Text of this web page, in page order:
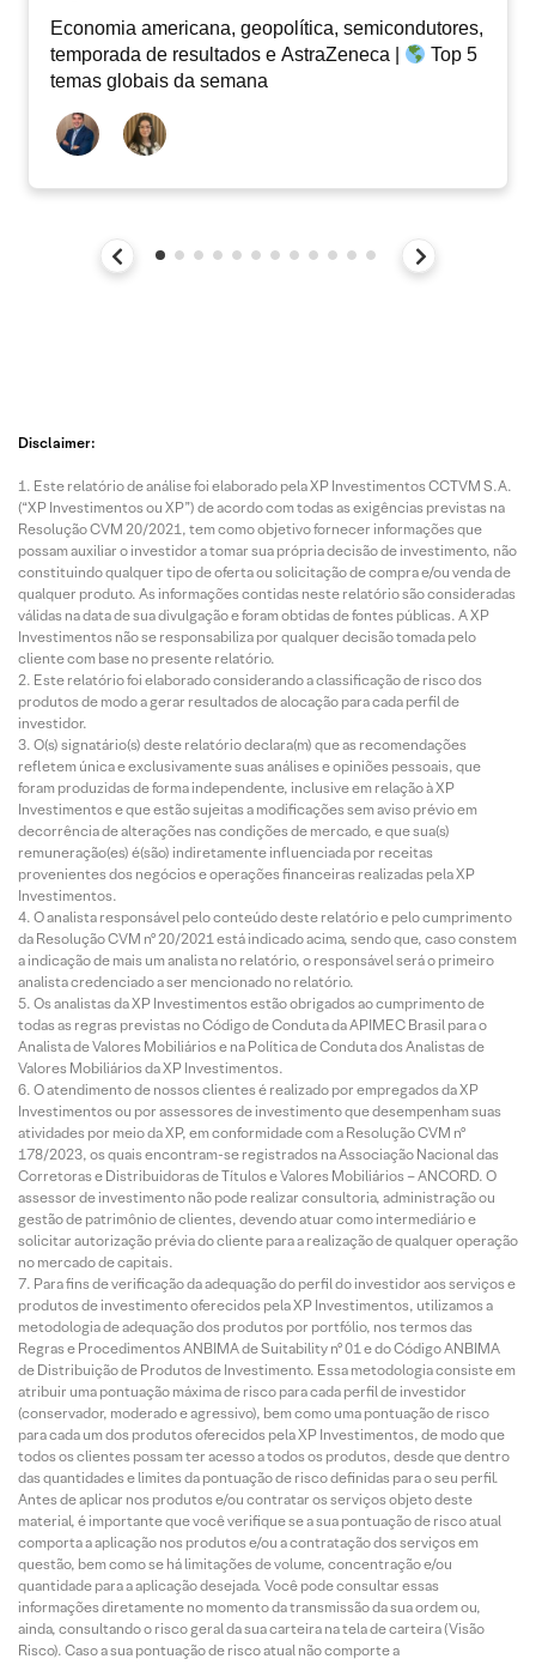
Economia americana, geopolítica, semicondutores,
temporada de resultados e AstraZeneca |
Top 5
temas globais da semana
Disclaimer:
Este relatório de análise foi elaborado pela XP Investimentos CCTVM S.A.
(“XP Investimentos ou XP”) de acordo com todas as exigências previstas na
Resolução CVM 20/2021, tem como objetivo fornecer informações que
possam auxiliar o investidor a tomar sua própria decisão de investimento, não
constituindo qualquer tipo de oferta ou solicitação de compra e/ou venda de
qualquer produto. As informações contidas neste relatório são consideradas
válidas na data de sua divulgação e foram obtidas de fontes públicas. A XP
Investimentos não se responsabiliza por qualquer decisão tomada pelo
cliente com base no presente relatório.
Este relatório foi elaborado considerando a classificação de risco dos
produtos de modo a gerar resultados de alocação para cada perfil de
investidor.
O(s) signatário(s) deste relatório declara(m) que as recomendações
refletem única e exclusivamente suas análises e opiniões pessoais, que
foram produzidas de forma independente, inclusive em relação à XP
Investimentos e que estão sujeitas a modificações sem aviso prévio em
decorrência de alterações nas condições de mercado, e que sua(s)
remuneração(es) é(são) indiretamente influenciada por receitas
provenientes dos negócios e operações financeiras realizadas pela XP
Investimentos.
O analista responsável pelo conteúdo deste relatório e pelo cumprimento
da Resolução CVM nº 20/2021 está indicado acima, sendo que, caso constem
a indicação de mais um analista no relatório, o responsável será o primeiro
analista credenciado a ser mencionado no relatório.
Os analistas da XP Investimentos estão obrigados ao cumprimento de
todas as regras previstas no Código de Conduta da APIMEC Brasil para o
Analista de Valores Mobiliários e na Política de Conduta dos Analistas de
Valores Mobiliários da XP Investimentos.
O atendimento de nossos clientes é realizado por empregados da XP
Investimentos ou por assessores de investimento que desempenham suas
atividades por meio da XP, em conformidade com a Resolução CVM nº
178/2023, os quais encontram-se registrados na Associação Nacional das
Corretoras e Distribuidoras de Títulos e Valores Mobiliários – ANCORD. O
assessor de investimento não pode realizar consultoria, administração ou
gestão de patrimônio de clientes, devendo atuar como intermediário e
solicitar autorização prévia do cliente para a realização de qualquer operação
no mercado de capitais.
Para fins de verificação da adequação do perfil do investidor aos serviços e
produtos de investimento oferecidos pela XP Investimentos, utilizamos a
metodologia de adequação dos produtos por portfólio, nos termos das
Regras e Procedimentos ANBIMA de Suitability nº 01 e do Código ANBIMA
de Distribuição de Produtos de Investimento. Essa metodologia consiste em
atribuir uma pontuação máxima de risco para cada perfil de investidor
(conservador, moderado e agressivo), bem como uma pontuação de risco
para cada um dos produtos oferecidos pela XP Investimentos, de modo que
todos os clientes possam ter acesso a todos os produtos, desde que dentro
das quantidades e limites da pontuação de risco definidas para o seu perfil.
Antes de aplicar nos produtos e/ou contratar os serviços objeto deste
material, é importante que você verifique se a sua pontuação de risco atual
comporta a aplicação nos produtos e/ou a contratação dos serviços em
questão, bem como se há limitações de volume, concentração e/ou
quantidade para a aplicação desejada. Você pode consultar essas
informações diretamente no momento da transmissão da sua ordem ou,
ainda, consultando o risco geral da sua carteira na tela de carteira (Visão
Risco). Caso a sua pontuação de risco atual não comporte a